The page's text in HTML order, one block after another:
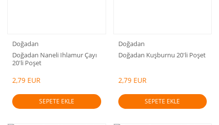
Doğadan
Doğadan Naneli Ihlamur Çayı
20'li Poşet
2,79 EUR
SEPETE EKLE
Doğadan
Doğadan Kuşburnu 20'li Poşet
2,79 EUR
SEPETE EKLE